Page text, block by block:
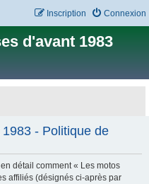
Connexion
Inscription
d'avant 1983
- Politique de
détail comment « Les motos
affiliés (désignés ci-après par